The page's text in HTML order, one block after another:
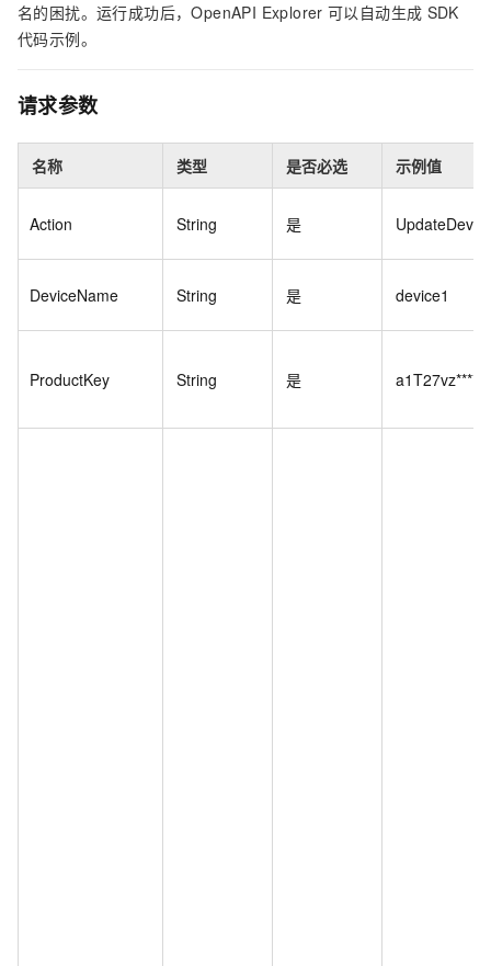
名的困扰。运行成功后，OpenAPI Explorer 可以自动生成 SDK
代码示例。
请求参数
名称 类型 是否必选 示例值
Action String 是
DeviceName String 是 device1
ProductKey String 是 a1T27vz****